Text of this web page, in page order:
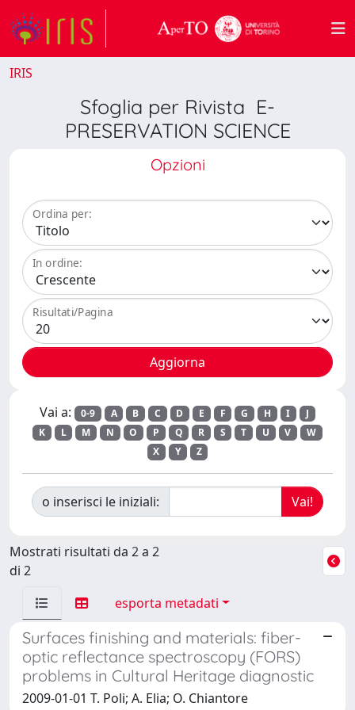
IRIS
Sfoglia per Rivista E-
PRESERVATION SCIENCE
Opzioni
Ordina per:
In ordine:
Risultati/Pagina
Vai a: 0-9 A B C D E F G H I
J
K
L M N O P Q R S T U V
W
X
Y Z
o inserisci le iniziali:
Mostrati risultati da 2 a 2
di 2
esporta metadati
Surfaces finishing and materials: fiber-
optic reflectance spectroscopy (FORS)
problems in Cultural Heritage diagnostic
2009-01-01 T. Poli; A. Elia; O. Chiantore